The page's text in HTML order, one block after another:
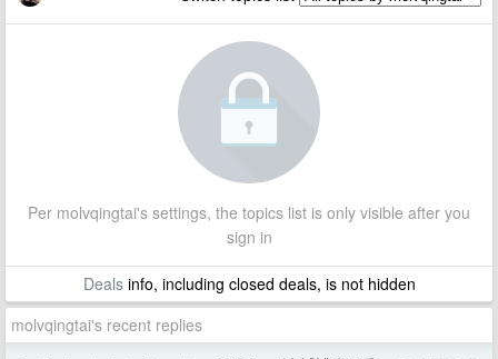
Per molvqingtai's settings, the topics list is only visible after you
sign in
Dealsinfo, including closed deals, is not hidden
molvqingtai's recent replies